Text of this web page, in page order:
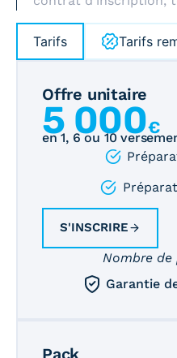
Tarifs Tarifs
Offre unitaire
5 000€
en 1, 6 ou 10
S'INSCRIRE
Nombre
Garantie
Pack